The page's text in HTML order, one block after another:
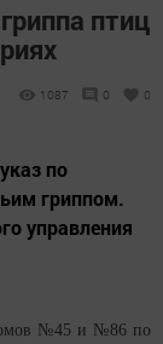
птиц
1087 0 0
по
гриппом.
управления
№45 и №86 по